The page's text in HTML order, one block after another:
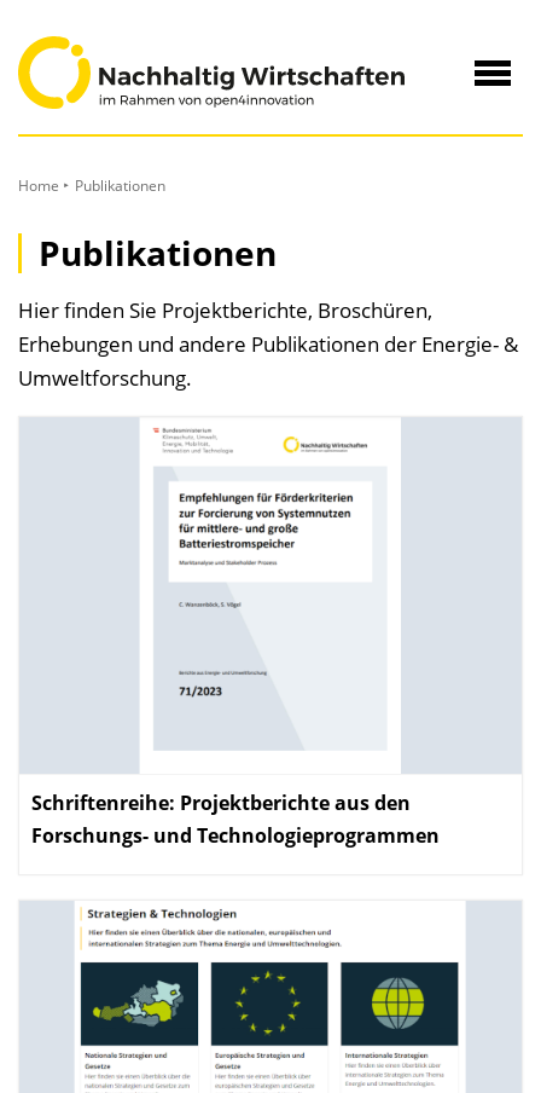
Inhalt
Home Publikationen
Publikationen
Hier finden Sie Projektberichte, Broschüren,
Erhebungen und andere Publikationen der Energie- &
Umweltforschung.
Schriftenreihe: Projektberichte aus den
Forschungs- und Technologieprogrammen